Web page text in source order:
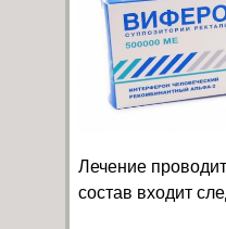
Лечение
состав входит